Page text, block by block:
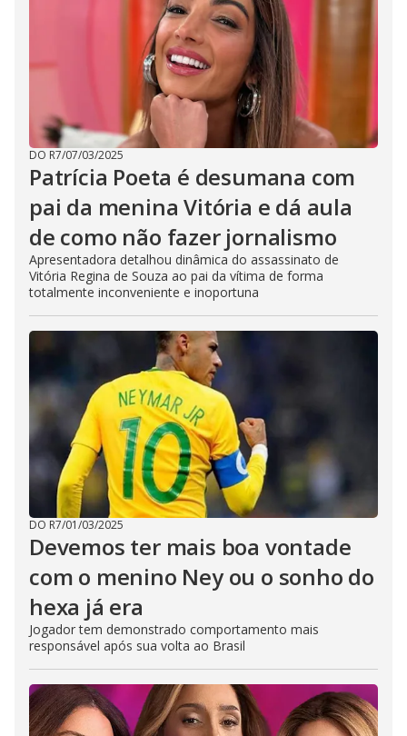
DO R7/07/03/2025
Patrícia Poeta é desumana com
pai da menina Vitória e dá aula
de como não fazer jornalismo
Apresentadora detalhou dinâmica do assassinato de
Vitória Regina de Souza ao pai da vítima de forma
totalmente inconveniente e inoportuna
DO R7/01/03/2025
Devemos ter mais boa vontade
com o menino Ney ou o sonho do
hexa já era
Jogador tem demonstrado comportamento mais
responsável após sua volta ao Brasil